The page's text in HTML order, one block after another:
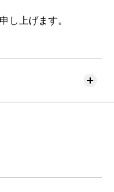
し上げます。